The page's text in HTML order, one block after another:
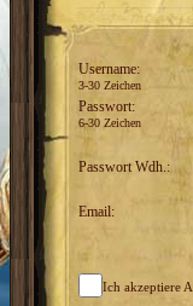
Username:
3-30 Zeichen
Passwort:
6-30 Zeichen
Passwort Wdh.:
Email:
Ich akzeptiere